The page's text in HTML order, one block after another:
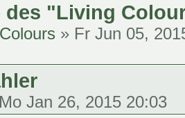
des "Living
» Fr Jun 05,
Jan 26, 2015 20:03